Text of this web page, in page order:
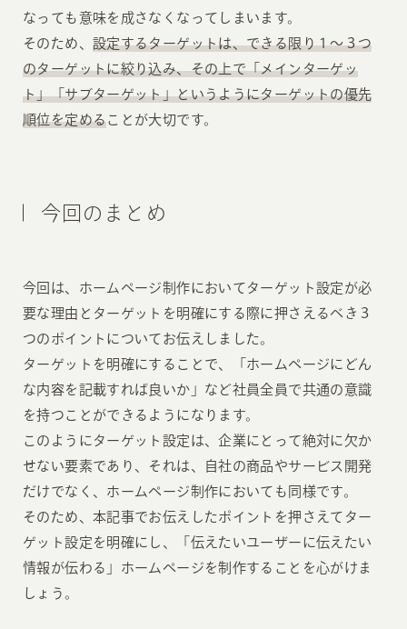
なっても意味を成さなくなってしまいます。
そのため、 設定するターゲットは、できる限り１〜３つ
のターゲットに絞り込み、その上で「メインターゲッ
ト」「サブターゲット」というようにターゲットの優先
順位を定めることが大切です。
今回のまとめ
今回は、ホームページ制作においてターゲット設定が必
要な理由とターゲットを明確にする際に押さえるべき３
つのポイントについてお伝えしました。
ターゲットを明確にすることで、「ホームページにどん
な内容を記載すれば良いか」など社員全員で共通の意識
を持つことができるようになります。
このようにターゲット設定は、企業にとって絶対に欠か
せない要素であり、それは、自社の商品やサービス開発
だけでなく、ホームページ制作においても同様です。
そのため、本記事でお伝えしたポイントを押さえてター
ゲット設定を明確にし、「伝えたいユーザーに伝えたい
情報が伝わる」ホームページを制作することを心がけま
しょう。